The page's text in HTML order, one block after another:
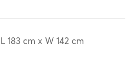
L 183 cm x W 142 cm